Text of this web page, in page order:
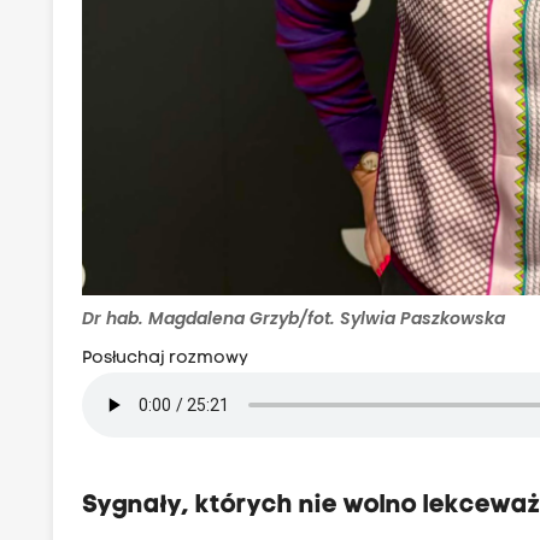
Dr hab. Magdalena Grzyb/fot. Sylwia Paszkowska
Posłuchaj rozmowy
Sygnały, których nie wolno